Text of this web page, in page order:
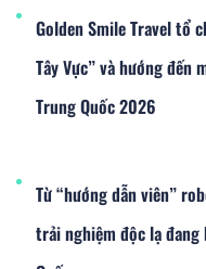
Golden Smile Travel tổ
Tây Vực” và hướng
Trung Quốc 2026
Từ “hướng dẫn viên”
trải nghiệm độc lạ đang